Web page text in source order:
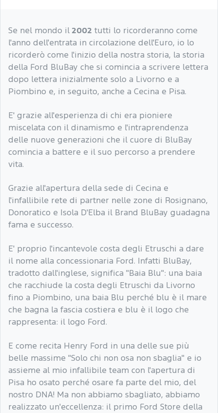
Se nel mondo il 2002 tutti lo ricorderanno come
l'anno dell'entrata in circolazione dell'Euro, io lo
ricorderò come l'inizio della nostra storia, la storia
della Ford BluBay che si comincia a scrivere lettera
dopo lettera inizialmente solo a Livorno e a
Piombino e, in seguito, anche a Cecina e Pisa.
E' grazie all'esperienza di chi era pioniere
miscelata con il dinamismo e l'intraprendenza
delle nuove generazioni che il cuore di BluBay
comincia a battere e il suo percorso a prendere
vita.
Grazie all'apertura della sede di Cecina e
l'infallibile rete di partner nelle zone di Rosignano,
Donoratico e Isola D'Elba il Brand BluBay guadagna
fama e successo.
E' proprio l'incantevole costa degli Etruschi a dare
il nome alla concessionaria Ford. Infatti BluBay,
tradotto dall'inglese, significa "Baia Blu": una baia
che racchiude la costa degli Etruschi da Livorno
fino a Piombino, una baia Blu perché blu è il mare
che bagna la fascia costiera e blu è il logo che
rappresenta: il logo Ford.
E come recita Henry Ford in una delle sue più
belle massime "Solo chi non osa non sbaglia" e io
assieme al mio infallibile team con l'apertura di
Pisa ho osato perché osare fa parte del mio, del
nostro DNA! Ma non abbiamo sbagliato, abbiamo
realizzato un'eccellenza: il primo Ford Store della